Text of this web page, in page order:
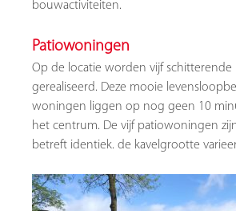
bouwactiviteiten.
Patiowoningen
Op de locatie worden vijf
gerealiseerd. Deze mooie
woningen liggen op nog geen 10
het centrum. De vijf patiowoningen
betreft identiek. de kavelgrootte